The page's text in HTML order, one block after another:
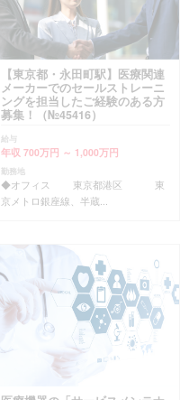
【東京都・永田町駅】医療関連
メーカーでのセールストレーニ
ングを担当したご経験のある方
募集！（№45416）
給与
年収 700万円 ～ 1,000万円
勤務地
◆オフィス 東京都港区 東
京メトロ銀座線、半蔵...